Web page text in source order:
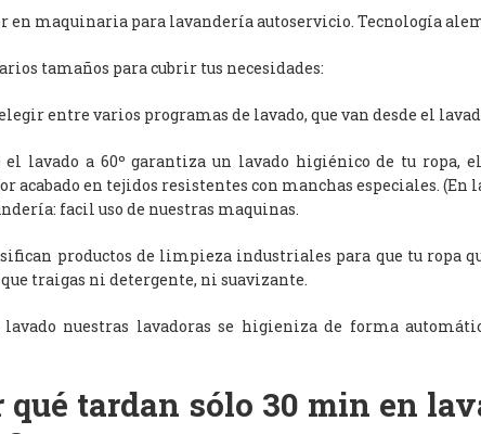
en maquinaria para lavandería autoservicio. Tecnología
tamaños para cubrir tus necesidades:
entre varios programas de lavado, que van desde el
el lavado a 60º garantiza un lavado higiénico de tu ropa,
acabado en tejidos resistentes con manchas especiales.
facil uso de nuestras maquinas.
productos de limpieza industriales para que tu ropa
traigas ni detergente, ni suavizante.
lavado nuestras lavadoras se higieniza de forma
qué tardan sólo 30 min en